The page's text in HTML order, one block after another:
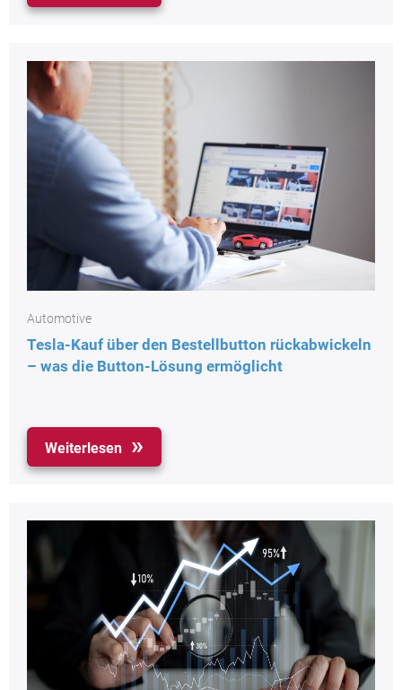
Automotive
Tesla-Kauf über den Bestellbutton rückabwickeln
– was die Button-Lösung ermöglicht
Weiterlesen